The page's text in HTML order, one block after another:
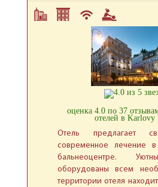
оценка 4.0 по 37
отелей в Karlovy
Отель предлагает
современное лечение в
бальнеоцентре.
оборудованы всем
территории отеля